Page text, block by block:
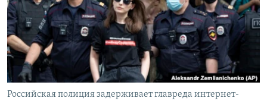
ПОБЕДИТЕЛЕЙ НЕ СУДЯТ?
КРЫМ.НЕПОКОРЕННЫЙ
ELIFBE
УКРАИНСКАЯ ПРОБЛЕМА КРЫМА
ПРИСОЕДИНЯЙТЕСЬ!
Все сайты RFE/RL
Российская полиция задерживает главреда интернет-